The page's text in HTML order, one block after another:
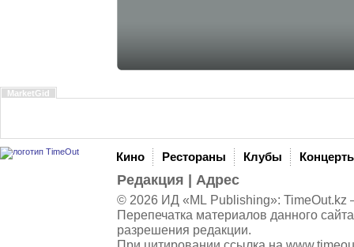
MarketGid
Кино Рестораны Клубы
Редакция Адрес
© 2026 ИД «ML Publishing»: TimeOut.kz
Перепечатка материалов данного
разрешения редакции.